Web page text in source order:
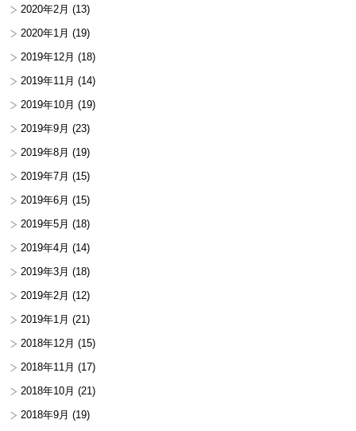
2020年2月 (13)
2020年1月 (19)
2019年12月 (18)
2019年11月 (14)
2019年10月 (19)
2019年9月 (23)
2019年8月 (19)
2019年7月 (15)
2019年6月 (15)
2019年5月 (18)
2019年4月 (14)
2019年3月 (18)
2019年2月 (12)
2019年1月 (21)
2018年12月 (15)
2018年11月 (17)
2018年10月 (21)
2018年9月 (19)